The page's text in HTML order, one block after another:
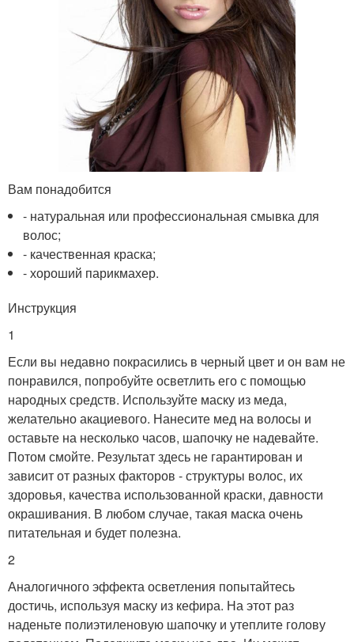
Вам понадобится
- натуральная или профессиональная смывка для
волос;
- качественная краска;
- хороший парикмахер.
Инструкция
1
Если вы недавно покрасились в черный цвет и он вам не
понравился, попробуйте осветлить его с помощью
народных средств. Используйте маску из меда,
желательно акациевого. Нанесите мед на волосы и
оставьте на несколько часов, шапочку не надевайте.
Потом смойте. Результат здесь не гарантирован и
зависит от разных факторов - структуры волос, их
здоровья, качества использованной краски, давности
окрашивания. В любом случае, такая маска очень
питательная и будет полезна.
2
Аналогичного эффекта осветления попытайтесь
достичь, используя маску из кефира. На этот раз
наденьте полиэтиленовую шапочку и утеплите голову